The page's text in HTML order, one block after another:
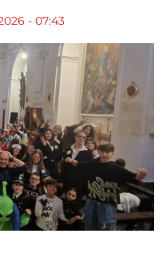
- 07:43